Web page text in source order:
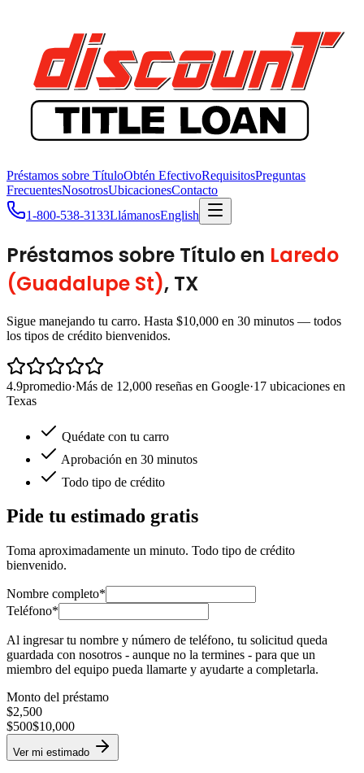
Préstamos sobre TítuloObtén EfectivoRequisitosPreguntas
FrecuentesNosotrosUbicacionesContacto
1-800-538-3133LlámanosEnglish
Préstamos sobre Título en Laredo
(Guadalupe St), TX
Sigue manejando tu carro. Hasta $10,000 en 30 minutos — todos
los tipos de crédito bienvenidos.
4.9promedio·Más de 12,000 reseñas en Google·17 ubicaciones en
Texas
Quédate con tu carro
Aprobación en 30 minutos
Todo tipo de crédito
Pide tu estimado gratis
Toma aproximadamente un minuto. Todo tipo de crédito
bienvenido.
Nombre completo*
Teléfono*
Al ingresar tu nombre y número de teléfono, tu solicitud queda
guardada con nosotros - aunque no la termines - para que un
miembro del equipo pueda llamarte y ayudarte a completarla.
Monto del préstamo
$2,500
$500$10,000
Ver mi estimado